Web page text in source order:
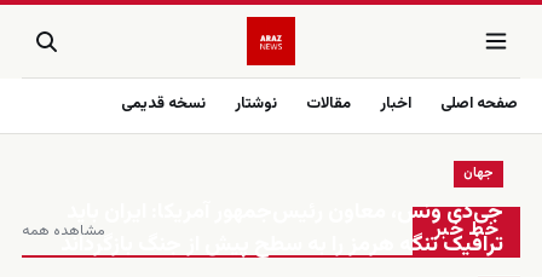
صفحه اصلی اخبار مقالات نوشتار نسخه قدیمی
زنده
خط خبر مشاهده همه
جهان
جی‌دی ونس، معاون رئیس‌جمهور آمریکا: ایران باید
ترافیک تنگه هرمز را به سطح پیش از جنگ بازگرداند